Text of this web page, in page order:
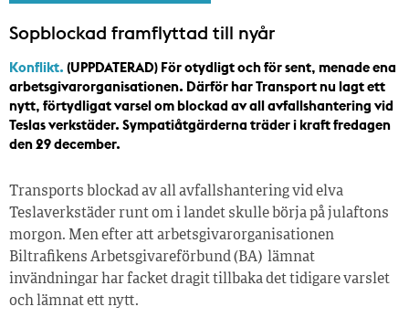
Sopblockad framflyttad till nyår
Konflikt. (UPPDATERAD) För otydligt och för sent, menade ena
arbetsgivarorganisationen. Därför har Transport nu lagt ett
nytt, förtydligat varsel om blockad av all avfallshantering vid
Teslas verkstäder. Sympatiåtgärderna träder i kraft fredagen
den 29 december.
Transports blockad av all avfallshantering vid elva
Teslaverkstäder runt om i landet skulle börja på julaftons
morgon. Men efter att arbetsgivarorganisationen
Biltrafikens Arbetsgivareförbund (BA) lämnat
invändningar har facket dragit tillbaka det tidigare varslet
och lämnat ett nytt.